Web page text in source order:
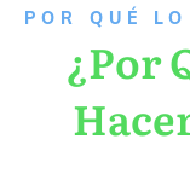
P OR QUÉ
¿Por